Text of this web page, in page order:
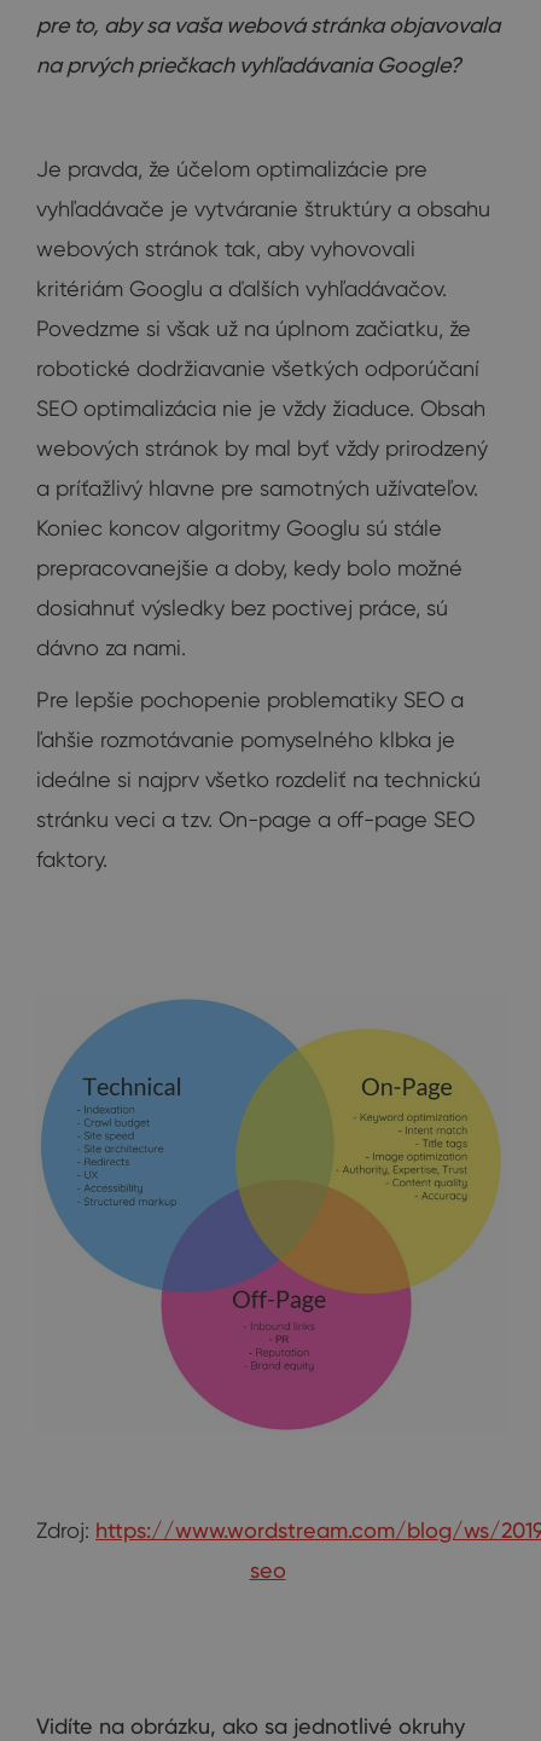
pre to, aby sa vaša webová stránka objavovala
na prvých priečkach vyhľadávania Google?
Je pravda, že účelom optimalizácie pre
vyhľadávače je vytváranie štruktúry a obsahu
webových stránok tak, aby vyhovovali
kritériám Googlu a ďalších vyhľadávačov.
Povedzme si však už na úplnom začiatku, že
robotické dodržiavanie všetkých odporúčaní
SEO optimalizácia nie je vždy žiaduce. Obsah
webových stránok by mal byť vždy prirodzený
a príťažlivý hlavne pre samotných užívateľov.
Koniec koncov algoritmy Googlu sú stále
prepracovanejšie a doby, kedy bolo možné
dosiahnuť výsledky bez poctivej práce, sú
dávno za nami.
Pre lepšie pochopenie problematiky SEO a
ľahšie rozmotávanie pomyselného klbka je
ideálne si najprv všetko rozdeliť na technickú
stránku veci a tzv. On-page a off-page SEO
faktory.
Zdroj: https://www.wordstream.com/blog/ws/
seo
Vidíte na obrázku, ako sa jednotlivé okruhy